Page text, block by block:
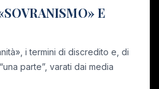
E
i termini di discredito e, di
parte”, varati dai media